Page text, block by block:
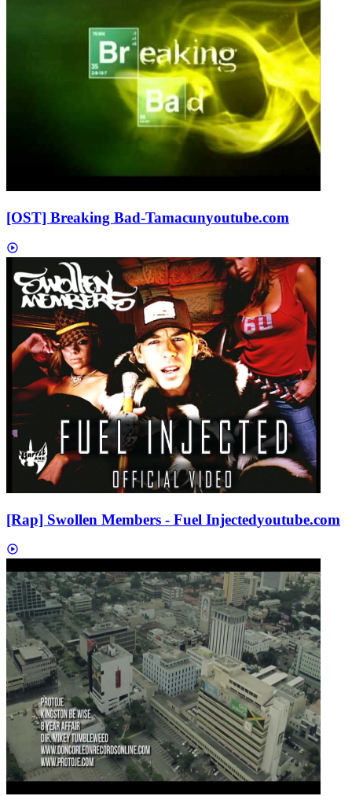
[OST] Breaking Bad-Tamacunyoutube.com
[Rap] Swollen Members - Fuel Injectedyoutube.com